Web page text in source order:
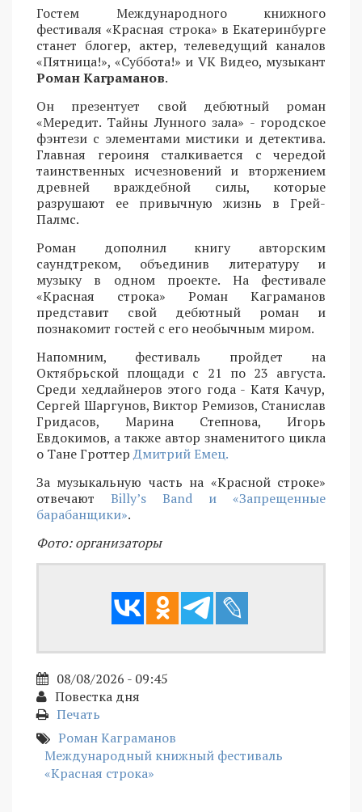
Гостем Международного книжного
фестиваля «Красная строка» в Екатеринбурге
станет блогер, актер, телеведущий каналов
«Пятница!», «Суббота!» и VK Видео, музыкант
Роман Каграманов.
Он презентует свой дебютный роман
«Мередит. Тайны Лунного зала» - городское
фэнтези с элементами мистики и детектива.
Главная героиня сталкивается с чередой
таинственных исчезновений и вторжением
древней враждебной силы, которые
разрушают ее привычную жизнь в Грей-
Палмс.
Роман дополнил книгу авторским
саундтреком, объединив литературу и
музыку в одном проекте. На фестивале
«Красная строка» Роман Каграманов
представит свой дебютный роман и
познакомит гостей с его необычным миром.
Напомним, фестиваль пройдет на
Октябрьской площади с 21 по 23 августа.
Среди хедлайнеров этого года - Катя Качур,
Сергей Шаргунов, Виктор Ремизов, Станислав
Гридасов, Марина Степнова, Игорь
Евдокимов, а также автор знаменитого цикла
о Тане ГроттерДмитрий Емец.
За музыкальную часть на «Красной строке»
отвечают Billy’s Band и «Запрещенные
барабанщики».
Фото: организаторы
08/08/2026 - 09:45
Повестка дня
Печать
Роман Каграманов
Международный книжный фестиваль
«Красная строка»